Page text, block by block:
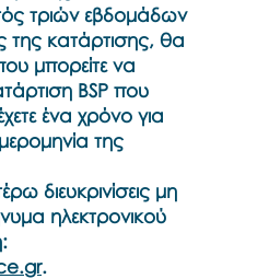
τριών εβδομάδων
της κατάρτισης, θα
μπορείτε να
BSP που
ένα χρόνο για
της
διευκρινίσεις μη
ηλεκτρονικού
.